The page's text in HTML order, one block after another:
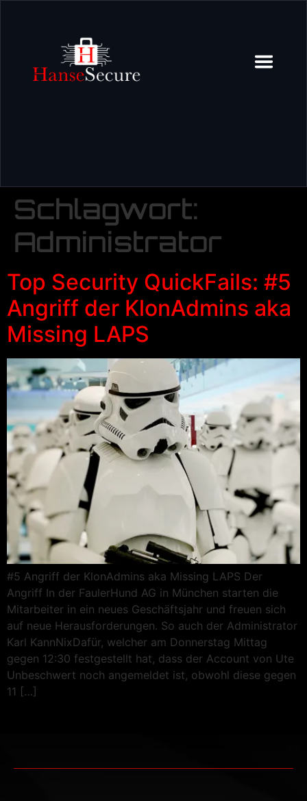
Schlagwort:
Administrator
Top Security QuickFails: #5
Angriff der KlonAdmins aka
Missing LAPS
#5 Angriff der KlonAdmins aka Missing LAPS Der
Angriff In der FaulerHund AG in München starten die
Mitarbeiter in ein neues Geschäftsjahr und freuen sich
auf neue Herausforderungen. So auch der Administrator
Karl KannNixDafür, welcher am Donnerstag Mittag
gegen 12:30 festgestellt hat, dass der Account von Ute
Unbeschwert noch angemeldet ist, obwohl diese gegen
11 […]